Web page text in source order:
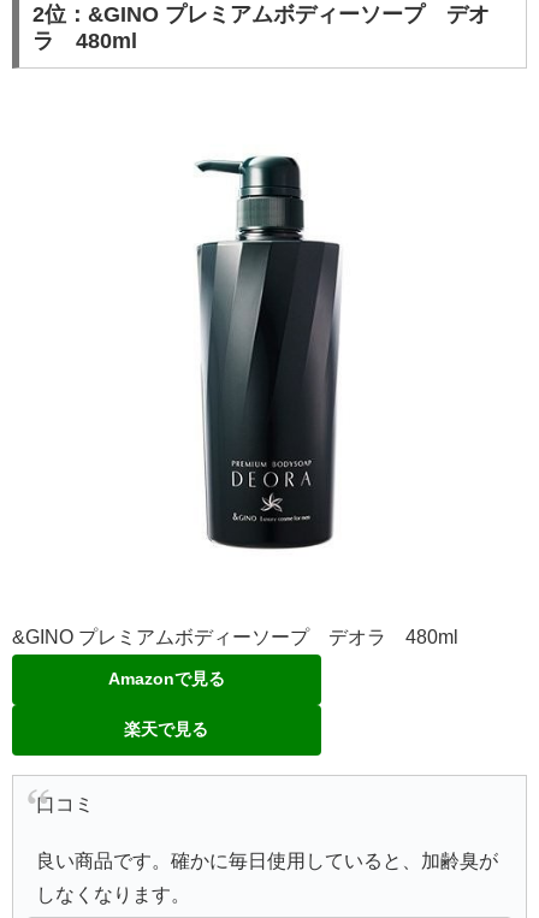
2位：&GINO プレミアムボディーソープ デオ
ラ 480ml
&GINO プレミアムボディーソープ デオラ 480ml
Amazonで見る
楽天で見る
口コミ
良い商品です。確かに毎日使用していると、加齢臭が
しなくなります。